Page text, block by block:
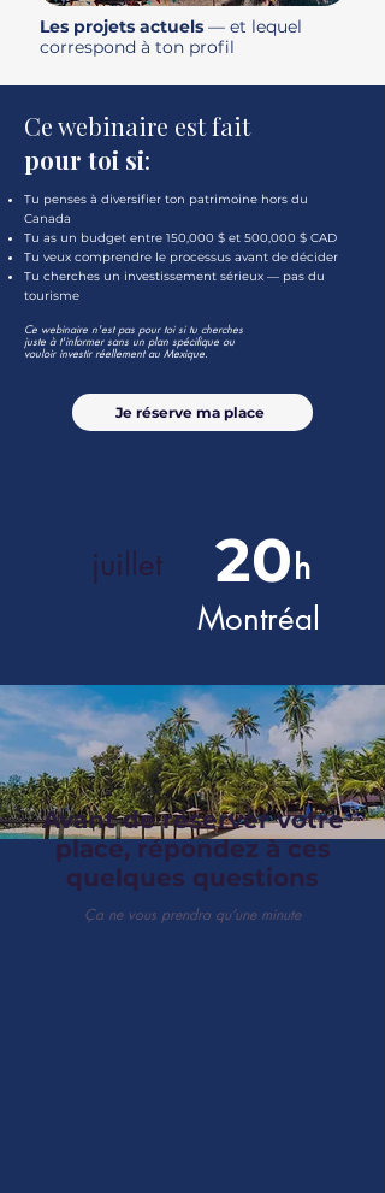
Les projets actuels — et lequel
correspond à ton profil
Ce webinaire est fait
pour toi si:
Tu penses à diversifier ton patrimoine hors du
Canada
Tu as un budget entre 150,000 $ et 500,000 $ CAD
Tu veux comprendre le processus avant de décider
Tu cherches un investissement sérieux — pas du
tourisme
Ce webinaire n'est pas pour toi si tu cherches
juste à t'informer sans un plan spécifique ou
vouloir investir réellement au Mexique.
Je réserve ma place
juillet 20h
Montréal
Avant de réserver votre
place, répondez à ces
quelques questions
Ça ne vous prendra qu’une minute